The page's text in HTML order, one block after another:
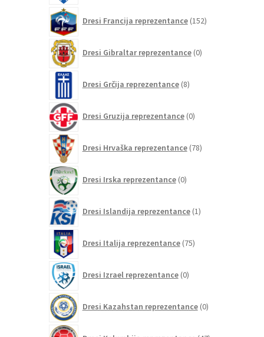
Dresi Francija reprezentance 152izdelkov
Dresi Gibraltar reprezentance 0izdelkov
Dresi Grčija reprezentance 8izdelkov
Dresi Gruzija reprezentance 0izdelkov
Dresi Hrvaška reprezentance 78izdelkov
Dresi Irska reprezentance 0izdelkov
Dresi Islandija reprezentance 1izdelek
Dresi Italija reprezentance 75izdelkov
Dresi Izrael reprezentance 0izdelkov
Dresi Kazahstan reprezentance 0izdelkov